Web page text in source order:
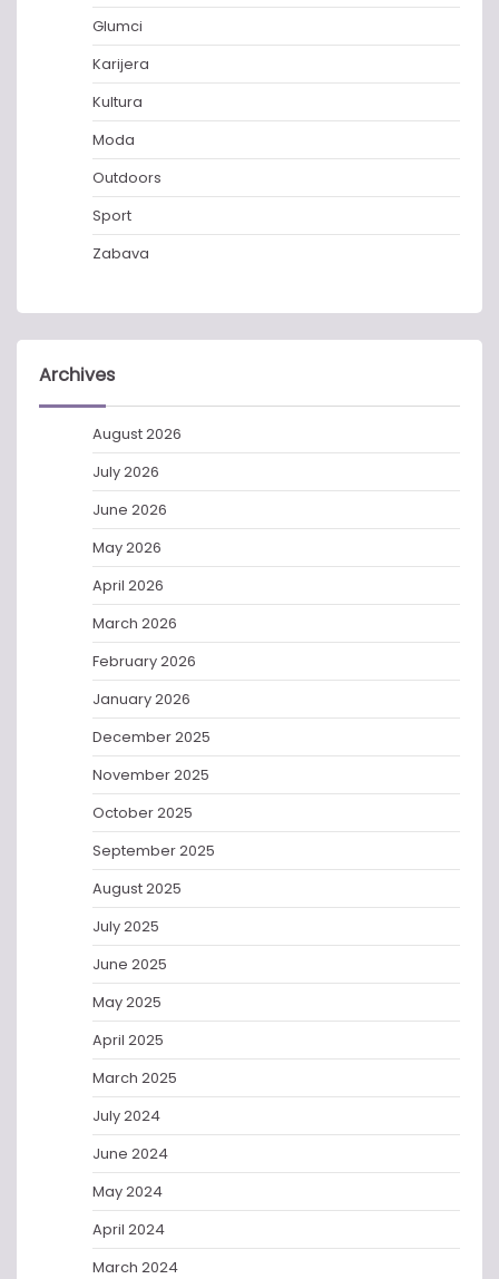
Glumci
Karijera
Kultura
Moda
Outdoors
Sport
Zabava
Archives
August 2026
July 2026
June 2026
May 2026
April 2026
March 2026
February 2026
January 2026
December 2025
November 2025
October 2025
September 2025
August 2025
July 2025
June 2025
May 2025
April 2025
March 2025
July 2024
June 2024
May 2024
April 2024
March 2024